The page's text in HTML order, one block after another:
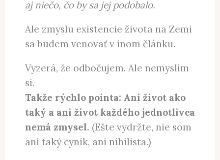
existuje život na Zemi a prečo
existuje človek sa dá odpovedať:Lebo
nejaká nadprirodzená bytosť chcela vo
aj niečo, čo by sa jej podobalo.
Ale zmyslu existencie života na Zemi
sa budem venovať v inom článku.
Vyzerá, že odbočujem. Ale nemyslím
si.